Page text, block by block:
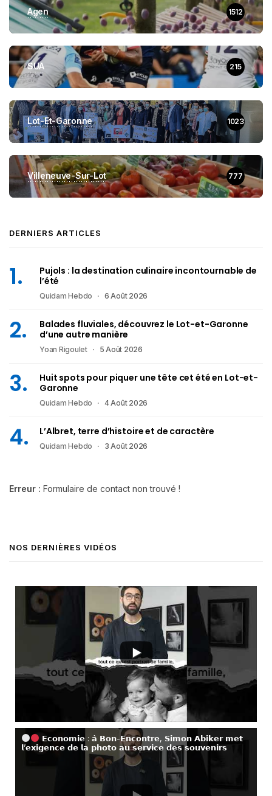
Agen 1512
SUA 215
Lot-Et-Garonne 1023
Villeneuve-Sur-Lot 777
DERNIERS ARTICLES
Pujols : la destination culinaire incontournable de
l’été
Quidam Hebdo 6 Août 2026
Balades fluviales, découvrez le Lot-et-Garonne
d’une autre manière
Yoan Rigoulet 5 Août 2026
Huit spots pour piquer une tête cet été en Lot-et-
Garonne
Quidam Hebdo 4 Août 2026
L’Albret, terre d’histoire et de caractère
Quidam Hebdo 3 Août 2026
Erreur : Formulaire de contact non trouvé !
NOS DERNIÈRES VIDÉOS
𝗘𝗰𝗼𝗻𝗼𝗺𝗶𝗲 : 𝗮̀ 𝗕𝗼𝗻-𝗘𝗻𝗰𝗼𝗻𝘁𝗿𝗲, 𝗦𝗶𝗺𝗼𝗻 𝗔𝗯𝗶𝗸𝗲𝗿 𝗺𝗲𝘁
𝗹’𝗲𝘅𝗶𝗴𝗲𝗻𝗰𝗲 𝗱𝗲 𝗹𝗮 𝗽𝗵𝗼𝘁𝗼 𝗮𝘂 𝘀𝗲𝗿𝘃𝗶𝗰𝗲 𝗱𝗲𝘀 𝘀𝗼𝘂𝘃𝗲𝗻𝗶𝗿𝘀